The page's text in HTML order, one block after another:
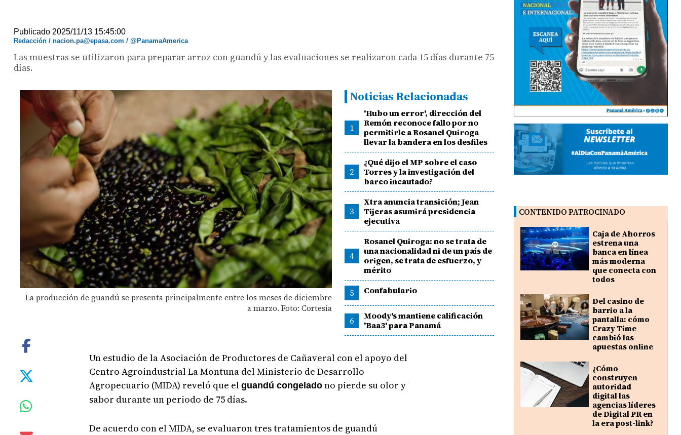
Publicado 2025/11/13 15:45:00
Redacción / nacion.pa@epasa.com / @PanamaAmerica
Las muestras se utilizaron para preparar arroz con guandú y las evaluaciones se realizaron cada 15 días durante 75
días.
La producción de guandú se presenta principalmente entre los meses de diciembre
a marzo. Foto: Cortesía
Noticias Relacionadas
1
'Hubo un error', dirección del
Remón reconoce fallo por no
permitirle a Rosanel Quiroga
llevar la bandera en los desfiles
2
¿Qué dijo el MP sobre el caso
Torres y la investigación del
barco incautado?
3
Xtra anuncia transición; Jean
Tijeras asumirá presidencia
ejecutiva
4
Rosanel Quiroga: no se trata de
una nacionalidad ni de un país de
origen, se trata de esfuerzo, y
mérito
5 Confabulario
6
Moody's mantiene calificación
'Baa3' para Panamá
Un estudio de la Asociación de Productores de Cañaveral con el apoyo del
Centro Agroindustrial La Montuna del Ministerio de Desarrollo
Agropecuario (MIDA) reveló que el guandú congeladono pierde su olor y
sabor durante un periodo de 75 días.
De acuerdo con el MIDA, se evaluaron tres tratamientos de guandú
CONTENIDO PATROCINADO
Caja de Ahorros
estrena una
banca en línea
más moderna
que conecta con
todos
Del casino de
barrio a la
pantalla: cómo
Crazy Time
cambió las
apuestas online
¿Cómo
construyen
autoridad
digital las
agencias líderes
de Digital PR en
la era post-link?